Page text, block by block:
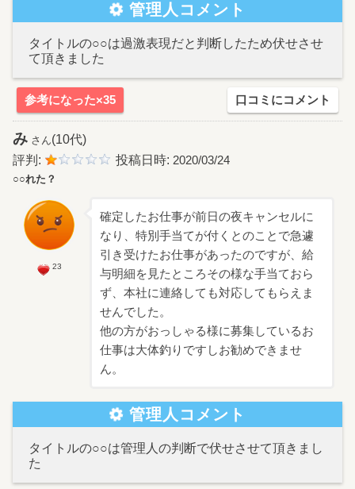
管理人コメント
タイトルの○○は過激表現だと判断したため伏せさせ
て頂きました
参考になった×35 口コミにコメント
み さん(10代)
評判:
投稿日時: 2020/03/24
○○れた？
23
確定したお仕事が前日の夜キャンセルに
なり、特別手当てが付くとのことで急遽
引き受けたお仕事があったのですが、給
与明細を見たところその様な手当ておら
ず、本社に連絡しても対応してもらえま
せんでした。
他の方がおっしゃる様に募集しているお
仕事は大体釣りですしお勧めできませ
ん。
管理人コメント
タイトルの○○は管理人の判断で伏せさせて頂きまし
た